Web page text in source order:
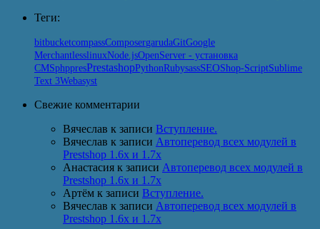
Теги:
bitbucketcompassComposergarudaGitGoogle
MerchantlesslinuxNode.jsOpenServer - установка
CMSphppresPrestashopPythonRubysassSEOShop-ScriptSublime
Text 3Webasyst
Свежие комментарии
Вячеслав к записи Вступление.
Вячеслав к записи Автоперевод всех модулей в
Prestshop 1.6x и 1.7x
Анастасия к записи Автоперевод всех модулей в
Prestshop 1.6x и 1.7x
Артём к записи Вступление.
Вячеслав к записи Автоперевод всех модулей в
Prestshop 1.6x и 1.7x